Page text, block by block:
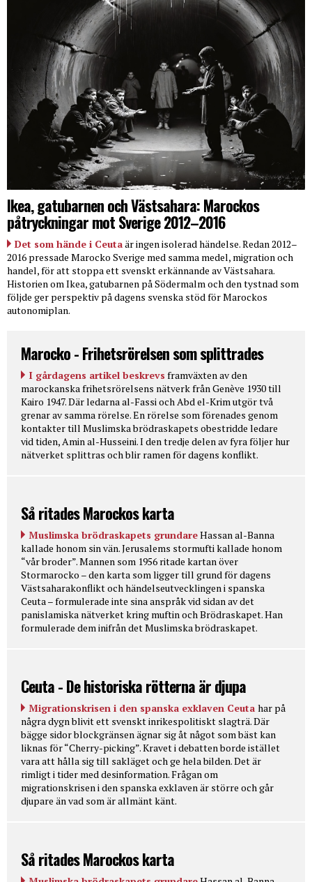
Ikea, gatubarnen och Västsahara: Marockos
påtryckningar mot Sverige 2012–2016
Det som hände i Ceutaär ingen isolerad händelse. Redan 2012–
2016 pressade Marocko Sverige med samma medel, migration och
handel, för att stoppa ett svenskt erkännande av Västsahara.
Historien om Ikea, gatubarnen på Södermalm och den tystnad som
följde ger perspektiv på dagens svenska stöd för Marockos
autonomiplan.
Marocko - Frihetsrörelsen som splittrades
I gårdagens artikel beskrevs framväxten av den
marockanska frihetsrörelsens nätverk från Genève 1930 till
Kairo 1947. Där ledarna al-Fassi och Abd el-Krim utgör två
grenar av samma rörelse. En rörelse som förenades genom
kontakter till Muslimska brödraskapets obestridde ledare
vid tiden, Amin al-Husseini. I den tredje delen av fyra följer hur
nätverket splittras och blir ramen för dagens konflikt.
Så ritades Marockos karta
Muslimska brödraskapets grundareHassan al-Banna
kallade honom sin vän. Jerusalems stormufti kallade honom
“vår broder”. Mannen som 1956 ritade kartan över
Stormarocko – den karta som ligger till grund för dagens
Västsaharakonflikt och händelseutvecklingen i spanska
Ceuta – formulerade inte sina anspråk vid sidan av det
panislamiska nätverket kring muftin och Brödraskapet. Han
formulerade dem inifrån det Muslimska brödraskapet.
Ceuta - De historiska rötterna är djupa
Migrationskrisen i den spanska exklaven Ceuta har på
några dygn blivit ett svenskt inrikespolitiskt slagträ. Där
bägge sidor blockgränsen ägnar sig åt något som bäst kan
liknas för “Cherry-picking”. Kravet i debatten borde istället
vara att hålla sig till sakläget och ge hela bilden. Det är
rimligt i tider med desinformation. Frågan om
migrationskrisen i den spanska exklaven är större och går
djupare än vad som är allmänt känt.
Så ritades Marockos karta